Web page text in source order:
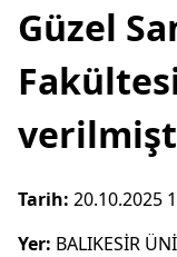
Güzel
Tarih: 20.10.2025
Yer: BALIKESİR